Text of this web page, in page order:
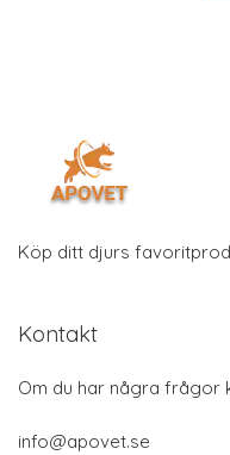
Köp ditt djurs
Kontakt
Om du har några frågor
info@apovet.se